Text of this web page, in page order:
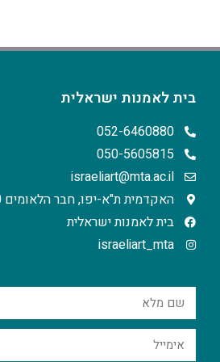
בית לאמנות ישראלית
052-6460880
050-5605815
israeliart@mta.ac.il
האקדמית ת"א-יפו, חבר הלאומים 10 תל אביב
בית לאמנות ישראלית
israeliart_mta